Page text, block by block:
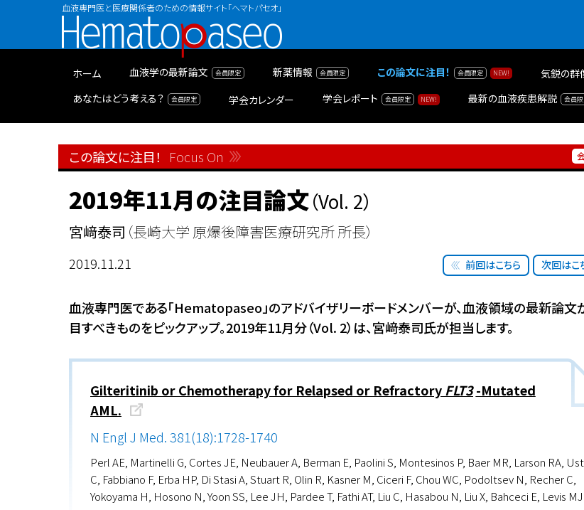
血液専門医と医療関係者のための情報サイト「ヘマトパセオ」
Hematopaseo
ホーム 血液学の最新論文 新薬情報 この論文に注目！ 気鋭の群
あなたはどう考える？
学会カレンダー 学会レポート 最新の血液疾患解説
この論文に注目！ Focus On
2019年11月の注目論文（Vol. 2）
宮﨑泰司 （長崎大学 原爆後障害医療研究所 所長）
2019.11.21 次回はこ
前回はこちら
血液専門医である「Hematopaseo」のアドバイザリーボードメンバーが、血液領域の最新論文
目すべきものをピックアップ。2019年11月分（Vol. 2）は、宮﨑泰司氏が担当します。
Gilteritinib or Chemotherapy for Relapsed or Refractory FLT3-Mutated
AML.
N Engl J Med. 381(18):1728-1740
Perl AE, Martinelli G, Cortes JE, Neubauer A, Berman E, Paolini S, Montesinos P, Baer MR, Larson RA,
C, Fabbiano F, Erba HP, Di Stasi A, Stuart R, Olin R, Kasner M, Ciceri F, Chou WC, Podoltsev N, Recher C,
Yokoyama H, Hosono N, Yoon SS, Lee JH, Pardee T, Fathi AT, Liu C, Hasabou N, Liu X, Bahceci E, Levis MJ